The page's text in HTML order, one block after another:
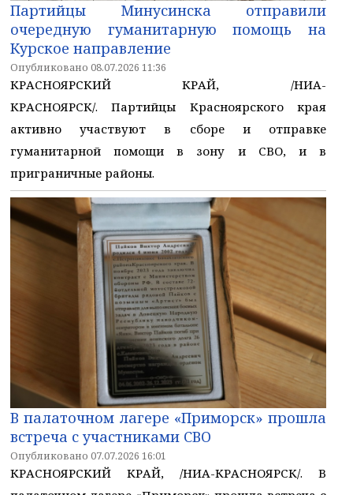
Партийцы Минусинска отправили
очередную гуманитарную помощь на
Курское направление
Опубликовано 08.07.2026 11:36
КРАСНОЯРСКИЙ КРАЙ, /НИА-
КРАСНОЯРСК/. Партийцы Красноярского края
активно участвуют в сборе и отправке
гуманитарной помощи в зону и СВО, и в
приграничные районы.
В палаточном лагере «Приморск» прошла
встреча с участниками СВО
Опубликовано 07.07.2026 16:01
КРАСНОЯРСКИЙ КРАЙ, /НИА-КРАСНОЯРСК/. В